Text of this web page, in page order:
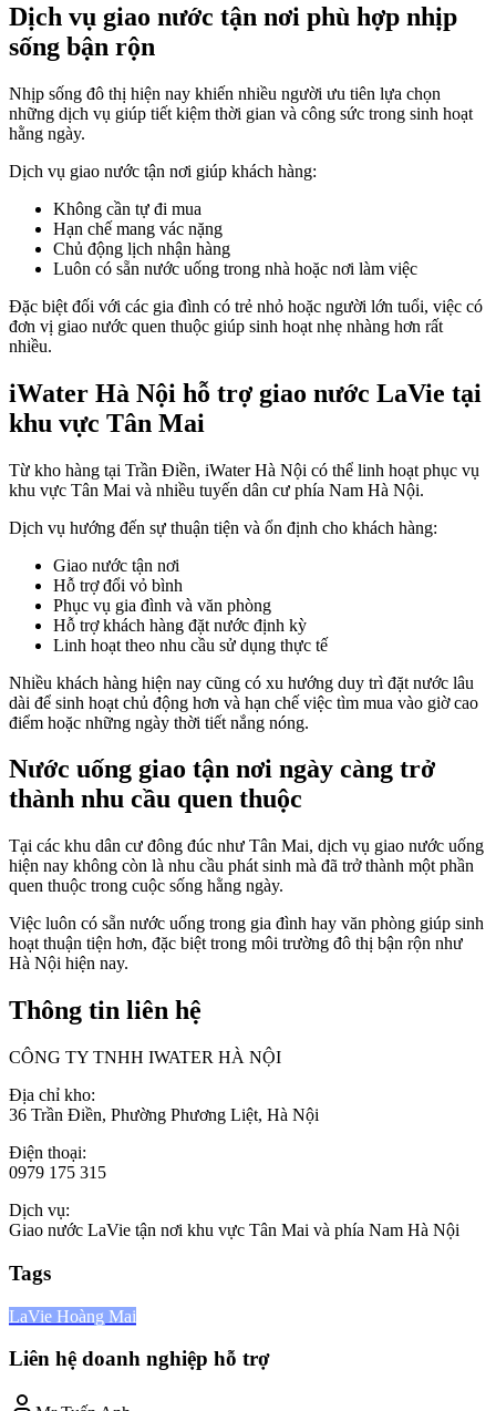
Dịch vụ giao nước tận nơi phù hợp nhịp
sống bận rộn
Nhịp sống đô thị hiện nay khiến nhiều người ưu tiên lựa chọn
những dịch vụ giúp tiết kiệm thời gian và công sức trong sinh hoạt
hằng ngày.
Dịch vụ giao nước tận nơi giúp khách hàng:
Không cần tự đi mua
Hạn chế mang vác nặng
Chủ động lịch nhận hàng
Luôn có sẵn nước uống trong nhà hoặc nơi làm việc
Đặc biệt đối với các gia đình có trẻ nhỏ hoặc người lớn tuổi, việc có
đơn vị giao nước quen thuộc giúp sinh hoạt nhẹ nhàng hơn rất
nhiều.
iWater Hà Nội hỗ trợ giao nước LaVie tại
khu vực Tân Mai
Từ kho hàng tại Trần Điền, iWater Hà Nội có thể linh hoạt phục vụ
khu vực Tân Mai và nhiều tuyến dân cư phía Nam Hà Nội.
Dịch vụ hướng đến sự thuận tiện và ổn định cho khách hàng:
Giao nước tận nơi
Hỗ trợ đổi vỏ bình
Phục vụ gia đình và văn phòng
Hỗ trợ khách hàng đặt nước định kỳ
Linh hoạt theo nhu cầu sử dụng thực tế
Nhiều khách hàng hiện nay cũng có xu hướng duy trì đặt nước lâu
dài để sinh hoạt chủ động hơn và hạn chế việc tìm mua vào giờ cao
điểm hoặc những ngày thời tiết nắng nóng.
Nước uống giao tận nơi ngày càng trở
thành nhu cầu quen thuộc
Tại các khu dân cư đông đúc như Tân Mai, dịch vụ giao nước uống
hiện nay không còn là nhu cầu phát sinh mà đã trở thành một phần
quen thuộc trong cuộc sống hằng ngày.
Việc luôn có sẵn nước uống trong gia đình hay văn phòng giúp sinh
hoạt thuận tiện hơn, đặc biệt trong môi trường đô thị bận rộn như
Hà Nội hiện nay.
Thông tin liên hệ
CÔNG TY TNHH IWATER HÀ NỘI
Địa chỉ kho:
36 Trần Điền, Phường Phương Liệt, Hà Nội
Điện thoại:
0979 175 315
Dịch vụ:
Giao nước LaVie tận nơi khu vực Tân Mai và phía Nam Hà Nội
Tags
LaVie Hoàng Mai
Liên hệ doanh nghiệp hỗ trợ